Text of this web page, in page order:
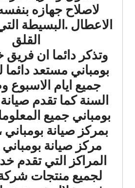
لاصلاح جهازه
الاعطال .البسيطة
القلق
وتذكر دائما ان فريق
بومباني مستعد
جميع ايام الاسبوع
السنة كما تقدم
بومباني جميع
بمركز صيانة بومباني
مركز صيانة
المراكز التي تقدم
لجميع منتجات شركة